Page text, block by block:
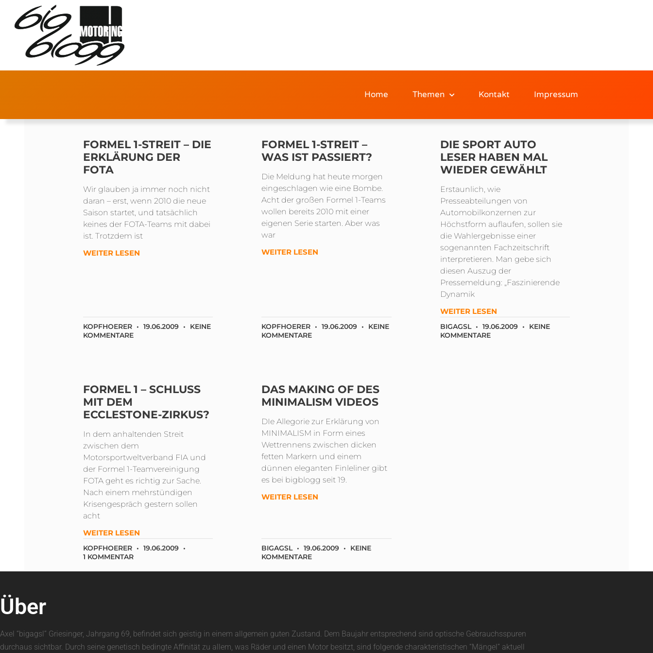
Home Themen Kontakt Impressum
FORMEL 1-STREIT – DIE
ERKLÄRUNG DER
FOTA
Wir glauben ja immer noch nicht
daran – erst, wenn 2010 die neue
Saison startet, und tatsächlich
keines der FOTA-Teams mit dabei
ist. Trotzdem ist
WEITER LESEN
KOPFHOERER 19.06.2009
KEINE
KOMMENTARE
FORMEL 1-STREIT –
WAS IST PASSIERT?
Die Meldung hat heute morgen
eingeschlagen wie eine Bombe.
Acht der großen Formel 1-Teams
wollen bereits 2010 mit einer
eigenen Serie starten. Aber was
war
WEITER LESEN
KOPFHOERER 19.06.2009
KEINE
KOMMENTARE
DIE SPORT AUTO
LESER HABEN MAL
WIEDER GEWÄHLT
Erstaunlich, wie
Presseabteilungen von
Automobilkonzernen zur
Höchstform auflaufen, sollen sie
die Wahlergebnisse einer
sogenannten Fachzeitschrift
interpretieren. Man gebe sich
diesen Auszug der
Pressemeldung: „Faszinierende
Dynamik
WEITER LESEN
BIGAGSL 19.06.2009
KEINE
KOMMENTARE
FORMEL 1 – SCHLUSS
MIT DEM
ECCLESTONE-ZIRKUS?
In dem anhaltenden Streit
zwischen dem
Motorsportweltverband FIA und
der Formel 1-Teamvereinigung
FOTA geht es richtig zur Sache.
Nach einem mehrstündigen
Krisengespräch gestern sollen
acht
WEITER LESEN
KOPFHOERER
19.06.2009
1 KOMMENTAR
DAS MAKING OF DES
MINIMALISM VIDEOS
DIe Allegorie zur Erklärung von
MINIMALISM in Form eines
Wettrennens zwischen dicken
fetten Markern und einem
dünnen eleganten Finleliner gibt
es bei bigblogg seit 19.
WEITER LESEN
BIGAGSL 19.06.2009
KEINE
KOMMENTARE
Über
Axel “bigagsl” Griesinger, Jahrgang 69, befindet sich geistig in einem allgemein guten Zustand. Dem Baujahr entsprechend sind optische Gebrauchsspuren
durchaus sichtbar. Durch seine genetisch bedingte Affinität zu allem, was Räder und einen Motor besitzt, sind folgende charakteristischen “Mängel” aktuell